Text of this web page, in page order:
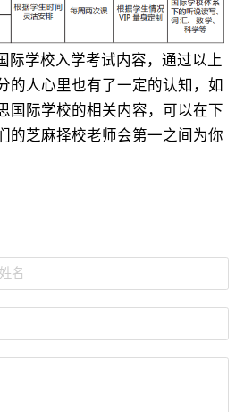
际学校入学考试内容，通过以上
的人心里也有了一定的认知，如
国际学校的相关内容，可以在下
的芝麻择校老师会第一之间为你